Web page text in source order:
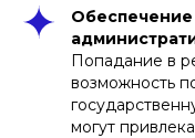
Попадание в
возможность
могут